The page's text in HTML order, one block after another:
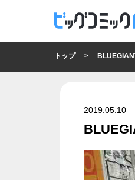
トップ> BLUEGIANT
2019.05.10